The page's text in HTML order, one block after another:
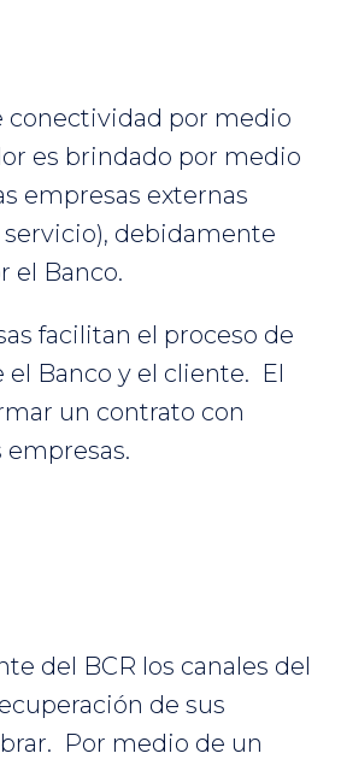
conectividad por medio
es brindado por medio
empresas externas
debidamente
el Banco.
facilitan el proceso de
el Banco y el cliente. El
un contrato con
empresas.
del BCR los canales del
de sus
Por medio de un